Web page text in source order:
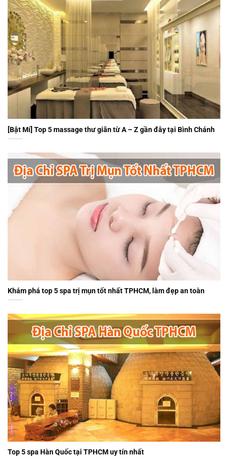
[Bật Mí] Top 5 massage thư giãn từ A – Z gần đây tại Bình Chánh
Khám phá top 5 spa trị mụn tốt nhất TPHCM, làm đẹp an toàn
Top 5 spa Hàn Quốc tại TPHCM uy tín nhất